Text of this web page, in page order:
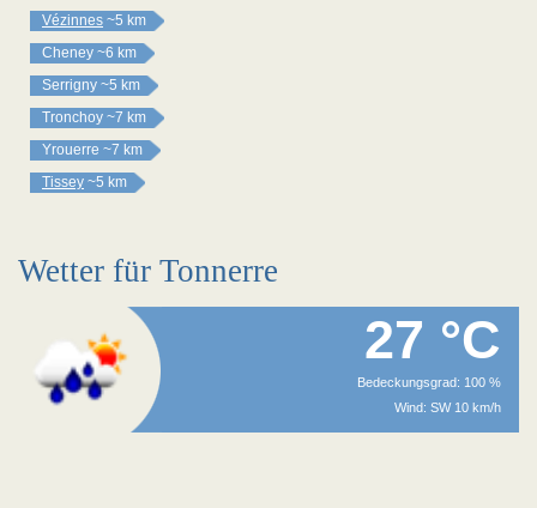
Vézinnes ~5 km
Cheney ~6 km
Serrigny ~5 km
Tronchoy ~7 km
Yrouerre ~7 km
Tissey ~5 km
Wetter für Tonnerre
27 °C
Bedeckungsgrad: 100 %
Wind: SW 10 km/h